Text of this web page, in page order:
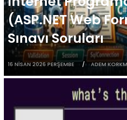
(ASP.NET Web
Sınavı Soruları
16 NISAN 2026 PERŞEMBE ADEM